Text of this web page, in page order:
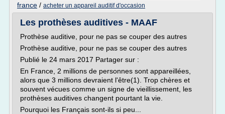
france / acheter un appareil auditif d'occasion
Les prothèses auditives - MAAF
Prothèse auditive, pour ne pas se couper des autres
Prothèse auditive, pour ne pas se couper des autres
Publié le 24 mars 2017 Partager sur :
En France, 2 millions de personnes sont appareillées,
alors que 3 millions devraient l'être(1). Trop chères et
souvent vécues comme un signe de vieillissement, les
prothèses auditives changent pourtant la vie.
Pourquoi les Français sont-ils si peu...